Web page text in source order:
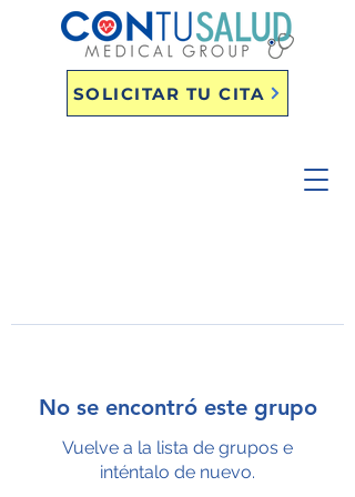
SOLICITAR TU CITA
No se encontró este grupo
Vuelve a la lista de grupos e
inténtalo de nuevo.